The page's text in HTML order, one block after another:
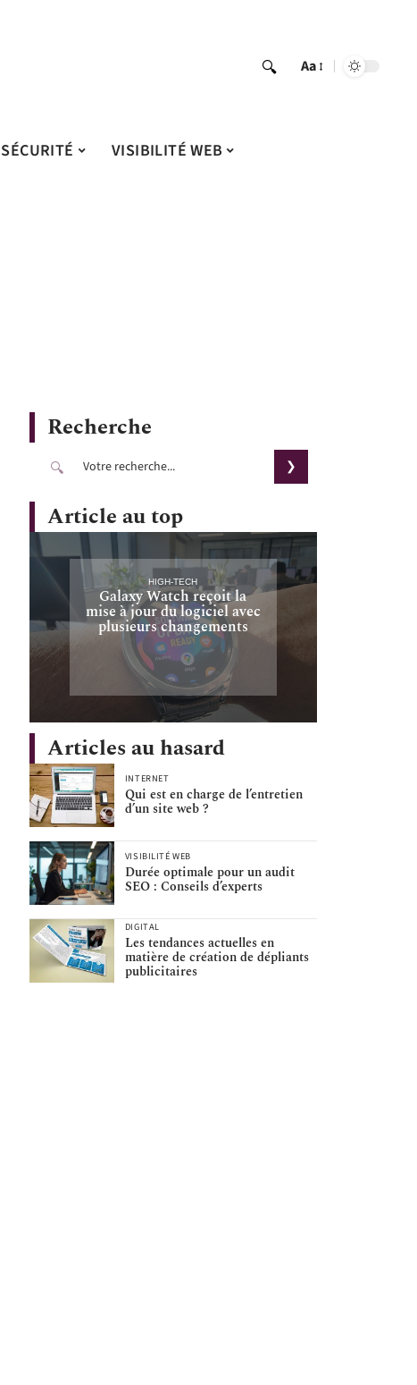
Aa
SÉCURITÉ VISIBILITÉ WEB
Recherche
Article au top
HIGH-TECH
Galaxy Watch reçoit la
mise à jour du logiciel avec
plusieurs changements
Articles au hasard
INTERNET
Qui est en charge de l’entretien
d’un site web ?
VISIBILITÉ WEB
Durée optimale pour un audit
SEO : Conseils d’experts
DIGITAL
Les tendances actuelles en
matière de création de dépliants
publicitaires